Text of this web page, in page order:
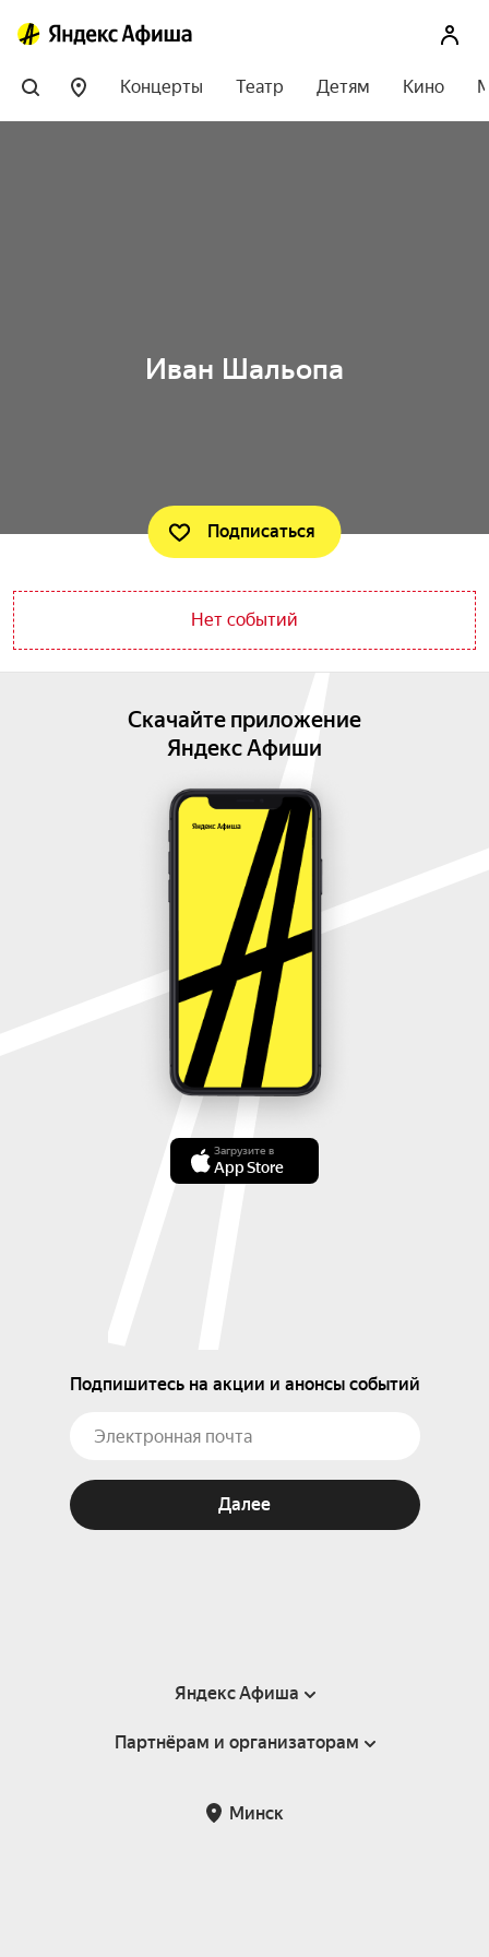
Концерты Театр Детям Кино
Иван Шальопа
Подписаться
Нет событий
Скачайте приложение
Яндекс Афиши
Загрузите в
App Store
Подпишитесь на акции и анонсы событий
Далее
Яндекс Афиша
Справка
Партнёрам и организаторам
Минск